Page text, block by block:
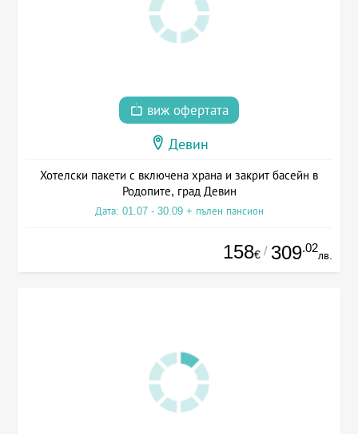
виж офертата
Девин
Хотелски пакети с включена храна и закрит басейн в
Родопите, град Девин
Дата: 01.07 - 30.09 + пълен пансион
158€ / 309.02
лв.